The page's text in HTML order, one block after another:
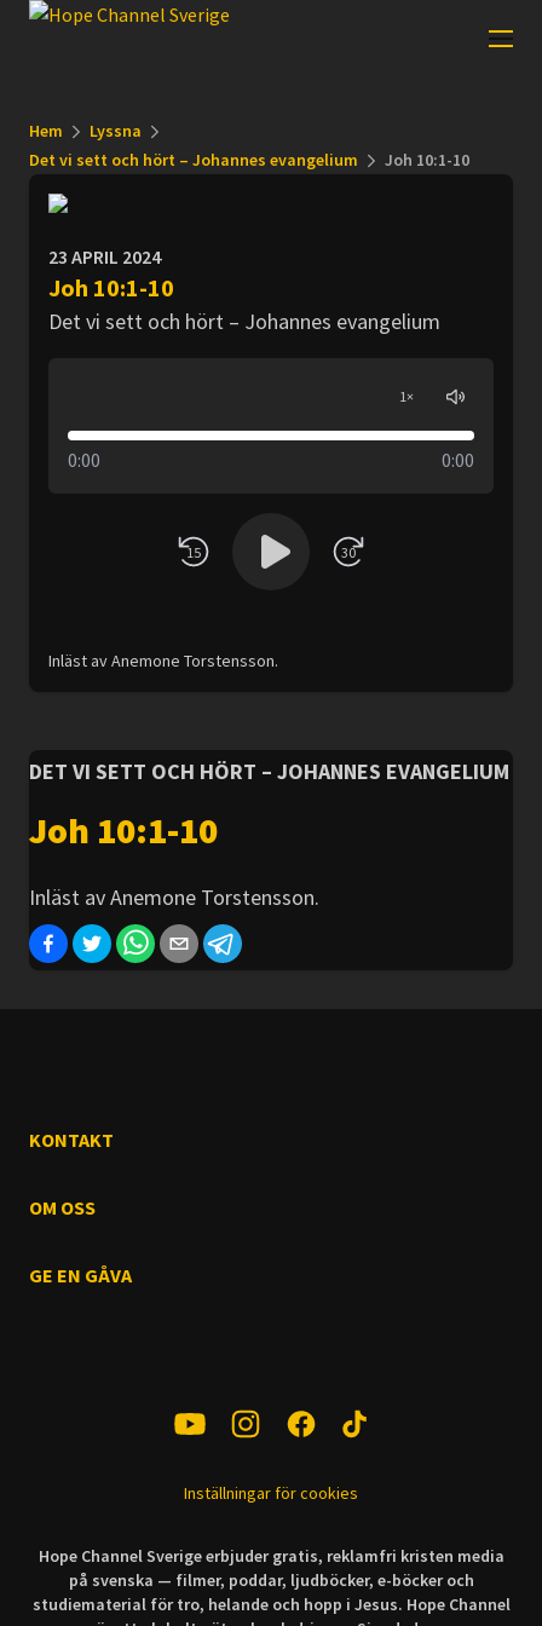
Hem
Lyssna
Det vi sett och hört – Johannes evangelium
Joh 10:1-10
23 APRIL 2024
Joh 10:1-10
Det vi sett och hört – Johannes evangelium
1×
0:00 0:00
15 30
Inläst av Anemone Torstensson.
DET VI SETT OCH HÖRT – JOHANNES EVANGELIUM
Joh 10:1-10
Inläst av Anemone Torstensson.
KONTAKT
OM OSS
GE EN GÅVA
Inställningar för cookies
Hope Channel Sverige erbjuder gratis, reklamfri kristen media
på svenska — filmer, poddar, ljudböcker, e-böcker och
studiematerial för tro, helande och hopp i Jesus. Hope Channel